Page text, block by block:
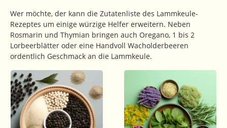
Wer möchte, der kann die Zutatenliste des Lammkeule-
Rezeptes um einige würzige Helfer erweitern. Neben
Rosmarin und Thymian bringen auch Oregano, 1 bis 2
Lorbeerblätter oder eine Handvoll Wacholderbeeren
ordentlich Geschmack an die Lammkeule.